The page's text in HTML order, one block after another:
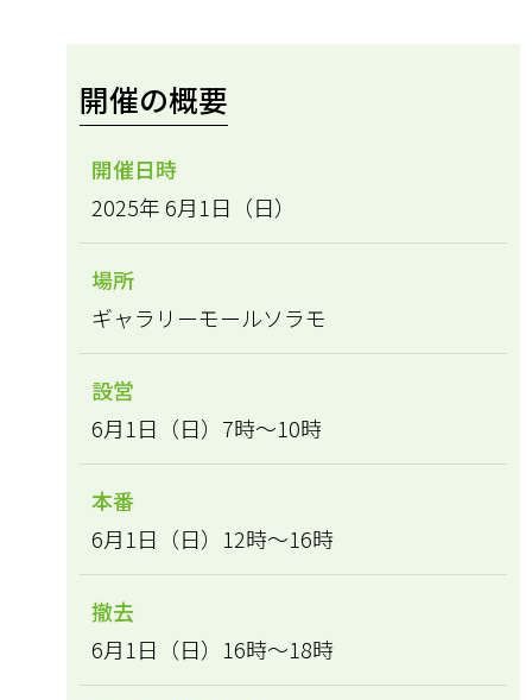
開催の概要
開催日時
2025年 6月1日（日）
場所
ギャラリーモールソラモ
設営
6月1日（日）7時～10時
本番
6月1日（日）12時～16時
撤去
6月1日（日）16時～18時